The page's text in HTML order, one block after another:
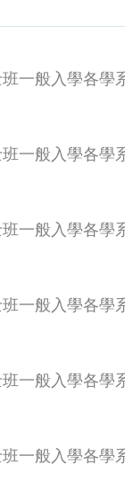
一般入學各學
一般入學各學
一般入學各學
一般入學各學
一般入學各學
一般入學各學